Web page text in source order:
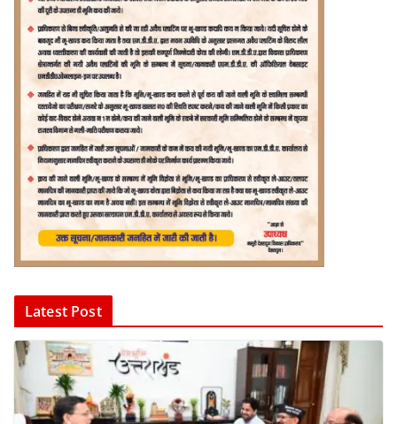
Latest Post